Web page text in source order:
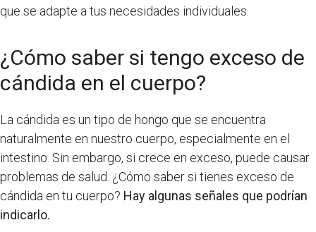
que se adapte a tus necesidades individuales.
¿Cómo saber si tengo exceso de
cándida en el cuerpo?
La cándida es un tipo de hongo que se encuentra
naturalmente en nuestro cuerpo, especialmente en el
intestino. Sin embargo, si crece en exceso, puede causar
problemas de salud. ¿Cómo saber si tienes exceso de
cándida en tu cuerpo? Hay algunas señales que podrían
indicarlo.